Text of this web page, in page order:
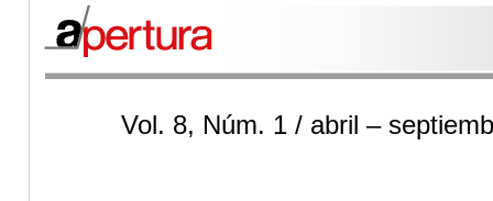
Vol. 8, Núm. 1 / abril –